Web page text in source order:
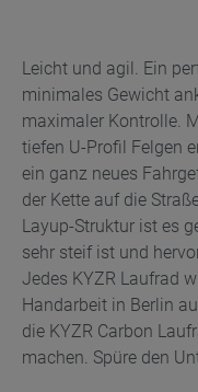
Leicht und agil. Ein
minimales Gewicht
maximaler Kontrolle.
tiefen U-Profil Felgen
ein ganz neues
der Kette auf die
Layup-Struktur ist es
sehr steif ist und
Jedes KYZR Laufrad
Handarbeit in Berlin
die KYZR Carbon
machen. Spüre den